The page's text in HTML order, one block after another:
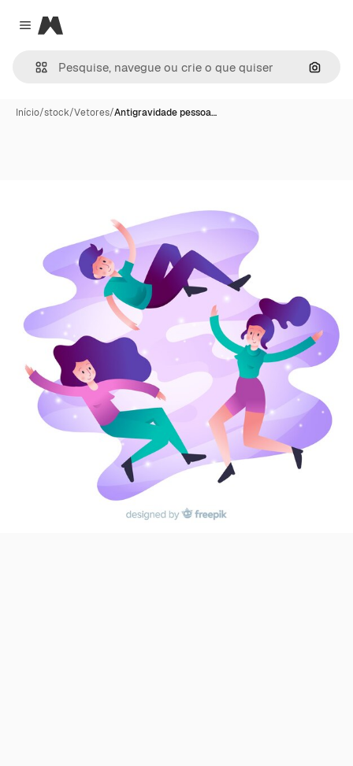
Close menu
Magnific
Início/stock/Vetores/Antigravidade pessoa…